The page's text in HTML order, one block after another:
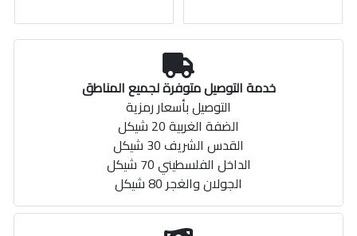
خدمة التوصيل متوفرة لجميع المناطق
التوصيل بأسعار رمزية
الضفة الغربية 20 شيكل
القدس الشريف 30 شيكل
الداخل الفلسطيني 70 شيكل
الجولان والغجر 80 شيكل